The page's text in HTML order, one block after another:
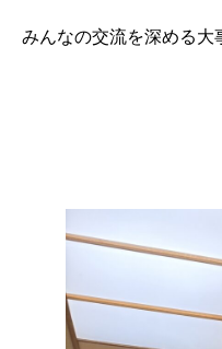
みんなの交流を深める大